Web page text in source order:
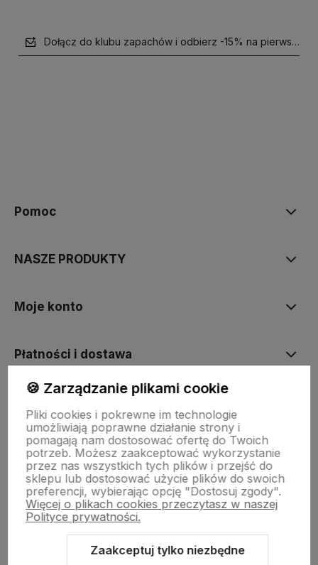
Dołącz do klubu zapachów i odbierz -15% na pierwsze
Pomoc
NASZE PRODUKTY
Moje konto
Płatności i dostawa
O nas
🍪 Zarządzanie plikami cookie
Pliki cookies i pokrewne im technologie
umożliwiają poprawne działanie strony i
pomagają nam dostosować ofertę do Twoich
potrzeb. Możesz zaakceptować wykorzystanie
przez nas wszystkich tych plików i przejść do
sklepu lub dostosować użycie plików do swoich
preferencji, wybierając opcję "Dostosuj zgody".
Więcej o plikach cookies przeczytasz w naszej
Polityce prywatności.
Zaakceptuj tylko niezbędne